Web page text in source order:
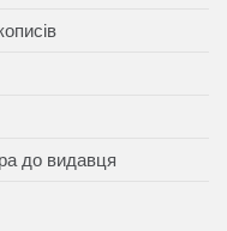
до видавця